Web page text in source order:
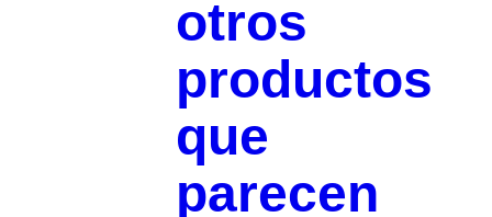
otros
productos
que
parecen